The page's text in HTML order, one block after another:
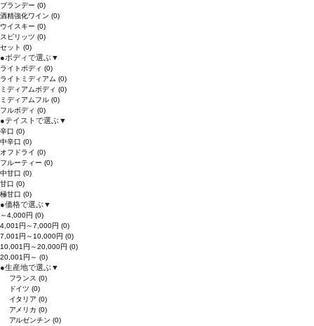
ブランデー (0)
酒精強化ワイン (0)
ウイスキー (0)
スピリッツ (0)
セット (0)
●ボディで選ぶ▼
ライトボディ (0)
ライトミディアム (0)
ミディアムボディ (0)
ミディアムフル (0)
フルボディ (0)
●テイストで選ぶ▼
辛口 (0)
中辛口 (0)
オフドライ (0)
フルーティー (0)
中甘口 (0)
甘口 (0)
極甘口 (0)
●価格で選ぶ▼
～4,000円 (0)
4,001円～7,000円 (0)
7,001円～10,000円 (0)
10,001円～20,000円 (0)
20,001円～ (0)
●生産地で選ぶ▼
フランス(0)
ドイツ(0)
イタリア(0)
アメリカ(0)
アルゼンチン(0)